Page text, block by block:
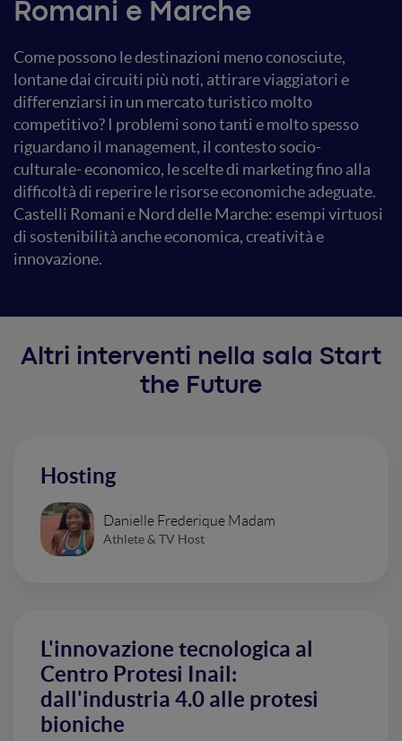
Romani e Marche
Come possono le destinazioni meno conosciute,
lontane dai circuiti più noti, attirare viaggiatori e
differenziarsi in un mercato turistico molto
competitivo? I problemi sono tanti e molto spesso
riguardano il management, il contesto socio-
culturale- economico, le scelte di marketing fino alla
difficoltà di reperire le risorse economiche adeguate.
Castelli Romani e Nord delle Marche: esempi virtuosi
di sostenibilità anche economica, creatività e
innovazione.
Altri interventi nella sala Start
the Future
Hosting
Danielle Frederique Madam
Athlete & TV Host
L'innovazione tecnologica al
Centro Protesi Inail:
dall'industria 4.0 alle protesi
bioniche